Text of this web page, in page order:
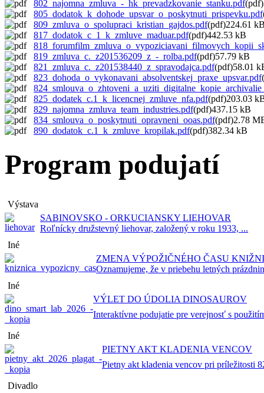
802_najomna_zmluva_-_hk_prevadzkovanie_stanku.pdf
805_dodatok_k_dohode_upsvar_o_poskytnuti_prispevku.pdf
809_zmluva_o_spolupraci_kristian_gajdos.pdf(pdf)224.61
817_dodatok_c_1_k_zmluve_maduar.pdf(pdf)442.53 kB
819_zmluva_c._z201536209_z_-_rolba.pdf(pdf)57.79 kB
821_zmluva_c._z201538440_z_spravodajca.pdf(pdf)58.01
823_dohoda_o_vykonavani_absolventskej_praxe_upsvar.pdf
825_dodatek_c.1_k_licencnej_zmluve_nfa.pdf(pdf)203.03
829_najomna_zmluva_team_industries.pdf(pdf)437.15 kB
834_smlouva_o_poskytnuti_opravneni_ooas.pdf(pdf)2.78
890_dodatok_c.1_k_zmluve_kropilak.pdf(pdf)382.34 kB
Program podujatí
Výstava
SABINOVSKO - ORKUCIANSKY LIEHOVAR
Roľnícky družstevný liehovar, založený v roku 1933, ...
Iné
ZMENA VÝPOŽIČNÉHO ČASU
Oznamujeme, že v priebehu letných
Iné
VÝLET DO ÚDOLIA DINOSAUROV
Interaktívne podujatie pre verejnosť s
Iné
PIETNY AKT KLADENIA VENCOV
Pietny akt kladenia vencov pri príležitosti
Divadlo